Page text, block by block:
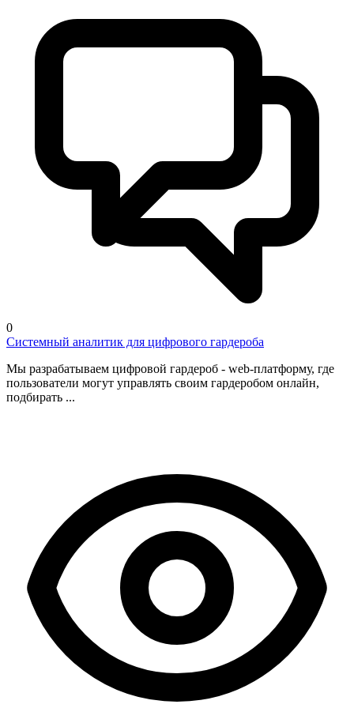
0
Системный аналитик для цифрового гардероба
Мы разрабатываем цифровой гардероб - web-платформу, где
пользователи могут управлять своим гардеробом онлайн,
подбирать ...